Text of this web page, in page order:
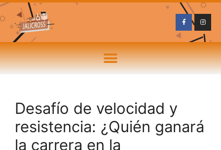
Desafío de velocidad y
resistencia: ¿Quién ganará
la carrera en la